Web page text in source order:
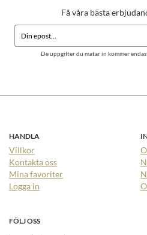
Få våra bästa
De uppgifter du matar in kommer
HANDLA
Villkor
Kontakta oss
Mina favoriter
Logga in
FÖLJ OSS